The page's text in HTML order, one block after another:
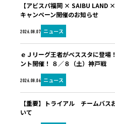
2026.08.07 ニュース
【アビスパ福岡 × SAIBU
キャンペーン開催のお知らせ
2026.08.06 ニュース
ｅＪリーグ王者がベススタに登
ント開催！ ８／８（土）神戸戦
【重要】トライアル チームバス
いて